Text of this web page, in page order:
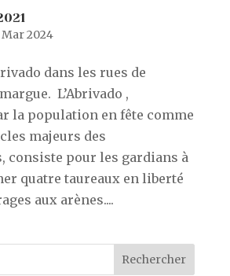
Mar 2024
dans les rues de
L’Abrivado ,
la population en fête comme
majeurs des
consiste pour les gardians à
quatre taureaux en liberté
aux arènes....